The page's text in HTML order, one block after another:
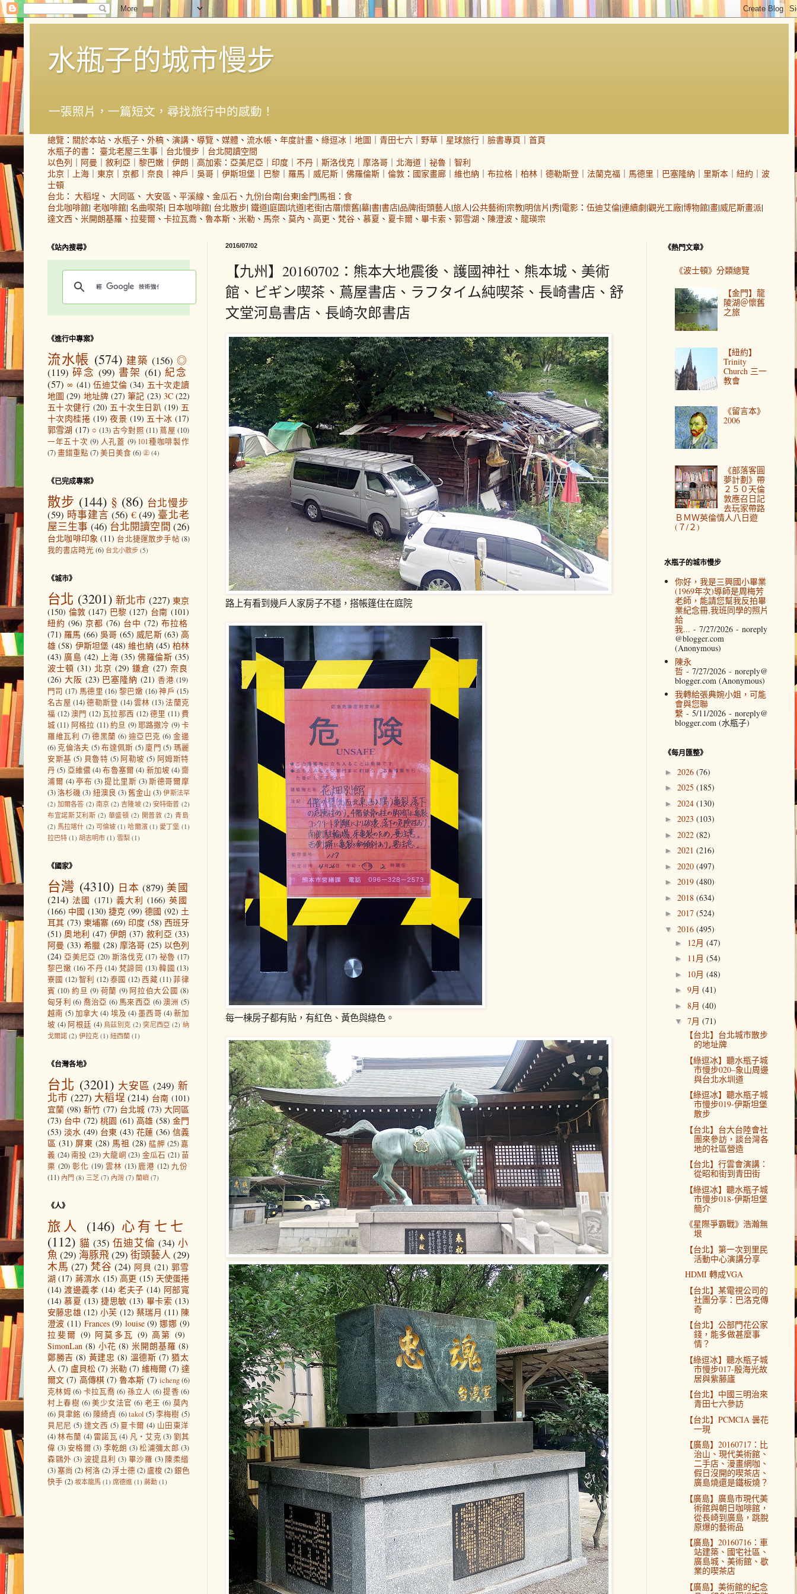
水瓶子的城市慢步
一張照片，一篇短文，尋找旅行中的感動！
總覽 ： 關於本站 、 水瓶子 、 外稿 、 演講 、 導覽 、 媒體 、 流水帳 、 年度計畫 、 綠逗冰 ｜ 地圖 ｜ 青田七六 ｜ 野草 ｜ 星球旅行 ｜ 臉書專頁 ｜ 首頁
水瓶子的書 ： 臺北老屋三生事 ｜ 台北慢步 ｜ 台北閱讀空間
以色列 ｜ 阿曼 ｜ 敘利亞 ｜ 黎巴嫩 ｜ 伊朗 ｜ 高加索 ： 亞美尼亞 ｜ 印度 ｜ 不丹 ｜ 斯洛伐克 ｜ 摩洛哥 ｜ 北海道 ｜ 祕魯 ｜ 智利
北京 ｜ 上海 ｜ 東京 ｜ 京都 ｜ 奈良 ｜ 神戶 ｜ 吳哥 ｜ 伊斯坦堡 ｜ 巴黎 ｜ 羅馬 ｜ 威尼斯 ｜ 佛羅倫斯 ｜ 倫敦 ： 國家畫廊 ｜ 維也納 ｜ 布拉格 ｜ 柏林 ｜ 德勒斯登 ｜ 法蘭克福 ｜ 馬德里 ｜ 巴塞隆納 ｜ 里斯本 ｜ 紐約 ｜ 波
士頓
台北 ： 大稻埕 、 大同區 、 大安區 、 平溪線 、 金瓜石 、 九份|台南|台東|金門|馬祖 ： 食
台北咖啡館| 老咖啡館| 名曲喫茶| 日本咖啡館| 台北散步| 鐵道|庭園|坑道|老街|古厝|懷舊|墓|書|書店|品牌|街頭藝人|旅人|公共藝術|宗教|明信片 |秀|電影 ： 伍迪艾倫|連續劇|觀光工廠|博物館|畫|威尼斯畫派|
達文西 、 米開朗基羅 、 拉斐爾 、 卡拉瓦喬 、 魯本斯 、 米勒 、 馬奈 、 莫內 、 高更 、 梵谷 、 慕夏 、 夏卡爾 、 畢卡索 、 郭雪湖 、 陳澄波 、 龍瑛宗
2016/07/02
【九州】20160702：熊本大地震後、護國神社、熊本城、美術
館、ビギン喫茶、蔦屋書店、ラフタイム純喫茶、長崎書店、舒
文堂河島書店、長崎次郎書店
路上有看到幾戶人家房子不穩，搭帳篷住在庭院
每一棟房子都有貼，有紅色、黃色與綠色。
《站內搜尋》
《進行中專案》
流水帳 (574) 建築 (156) ◎
(119) 碎念 (99) 書架 (61) 紀念
(57) ∞ (41) 伍迪艾倫 (34) 五十次走讀
地圖 (29) 地址牌 (27) 筆記 (23) 3C (22)
五十次健行 (20) 五十次生日趴 (19) 五
十次肉桂捲 (19) 夜景 (19) 五十冰 (17)
郭雪湖 (17) ○ (13)古今對照 (11) 蔦屋 (10)
一年五十次 (9) 人孔蓋 (9) 101種咖啡製作
(7)畫錯重點 (7)美日美食 (6) ㊣ (4)
《已完成專案》
散步 (144) § (86) 台北慢步
(59) 時事建言 (56) € (49) 臺北老
屋三生事 (46) 台北閱讀空間 (26)
台北咖啡印象 (11) 台北捷運散步手帖 (8)
我的書店時光 (6) 台北小散步 (5)
《城市》
台北 (3201) 新北市 (227) 東京
(150) 倫敦 (147) 巴黎 (127) 台南 (101)
紐約 (96) 京都 (76) 台中 (72) 布拉格
(71) 羅馬 (66) 吳哥 (65) 威尼斯 (63) 高
雄 (58) 伊斯坦堡 (48) 維也納 (45) 柏林
(43) 廣島 (42) 上海 (35) 佛羅倫斯 (35)
波士頓 (31) 北京 (29) 鎌倉 (27) 奈良
(26) 大阪 (23) 巴塞隆納 (21) 香港 (19)
門司 (17) 馬德里 (16) 黎巴嫩 (16) 神戶 (15)
名古屋 (14) 德勒斯登 (14)雲林 (13)法蘭克
福 (12) 澳門 (12)瓦拉那西 (12) 德里 (11) 費
城 (11) 阿格拉 (11)約旦 (9) 耶路撒冷 (9)卡
羅維瓦利 (7) 德黑蘭 (6) 迪亞巴克 (6) 金邊
(6) 克倫洛夫 (5)布達佩斯 (5) 廈門 (5) 瑪麗
安斯基 (5) 貝魯特 (5) 阿勒坡 (5) 阿姆斯特
丹 (5) 亞維儂 (4) 布魯塞爾 (4) 新加坡 (4) 齋
浦爾 (4) 亭布 (3) 提比里斯 (3) 斯德哥爾摩
(3)洛杉磯 (3) 紐澳良 (3)舊金山 (3) 伊斯法罕
(2) 加爾各答 (2) 南京 (2) 吉隆坡 (2) 安特衛普 (2)
布宜諾斯艾利斯 (2) 華盛頓 (2) 開普敦 (2) 青島
(2) 馬拉喀什 (2) 可倫坡 (1) 哈爾濱 (1) 愛丁堡 (1)
拉巴特 (1) 胡志明市 (1) 雪梨 (1)
《國家》
台灣 (4310) 日本 (879) 美國
(214) 法國 (171) 義大利 (166) 英國
(166) 中國 (130) 捷克 (99) 德國 (92) 土
耳其 (73) 柬埔寨 (69) 印度 (58) 西班牙
(51) 奧地利 (47) 伊朗 (37) 敘利亞 (33)
阿曼 (33) 希臘 (28) 摩洛哥 (25) 以色列
(24) 亞美尼亞 (20) 斯洛伐克 (17) 祕魯 (17)
黎巴嫩 (16) 不丹 (14) 梵諦岡 (13) 韓國 (13)
寮國 (12)智利 (12)泰國 (12)西藏 (11) 菲律
賓 (10) 約旦 (9) 荷蘭 (9) 阿拉伯大公國 (8)
匈牙利 (6) 喬治亞 (6) 馬來西亞 (6)澳洲 (5)
越南 (5) 加拿大 (4) 埃及 (4)墨西哥 (4)新加
坡 (4) 阿根廷 (4) 烏茲別克 (2) 突尼西亞 (2) 納
戈爾諾 (2) 伊拉克 (1) 紐西蘭 (1)
《台灣各地》
台北 (3201) 大安區 (249) 新
北市 (227) 大稻埕 (214) 台南 (101)
宜蘭 (98) 新竹 (77) 台北城 (73) 大同區
(73) 台中 (72) 桃園 (61) 高雄 (58) 金門
(53) 淡水 (49) 台東 (43) 花蓮 (36) 信義
區 (31) 屏東 (28) 馬祖 (28) 艋舺 (25) 嘉
義 (24) 南投 (23)大龍峒 (23) 金瓜石 (21)苗
栗 (20) 彰化 (19) 雲林 (13) 鹿港 (12) 九份
(11) 內門 (8) 三芝 (7) 內灣 (7) 蘭嶼 (7)
《人》
旅人 (146) 心有七七
(112) 貓 (35) 伍迪艾倫 (34) 小
魚 (29) 海豚飛(29) 街頭藝人 (29)
木馬 (27) 梵谷 (24) 阿貝 (21) 郭雪
湖 (17) 蔣渭水 (15) 高更 (15) 天使蛋捲
(14) 渡邊義孝 (14) 老夫子 (14) 阿部寬
(14) 慕夏 (13) 捷思敏 (13) 畢卡索 (13)
安藤忠雄 (12) 小芙 (12) 蔡瑞月 (11) 陳
澄波 (11) Frances (9) louise (9) 娜娜 (9)
拉斐爾 (9) 阿莫多瓦 (9) 高第 (9)
SimonLan (8) 小花 (8) 米開朗基羅 (8)
鄭勝吉 (8) 黃建忠 (8) 溫德斯 (7) 猶太
人 (7) 盧貝松 (7) 米勒 (7) 維梅爾 (7) 達
爾文 (7) 高傳棋 (7) 魯本斯 (7) icheng(6)
克林姆 (6) 卡拉瓦喬 (6) 孫立人 (6)提香 (6)
村上春樹 (6) 美少女法官 (6) 老王 (6) 莫內
(6) 貝聿銘 (6) 陳綺貞 (6) takol (5)李梅樹 (5)
貝尼尼 (5) 達文西 (5) 夏卡爾 (4) 山田東洋
(4)林布蘭 (4) 雷諾瓦 (4) 凡‧艾克 (3) 劉其
偉 (3)安格爾 (3) 李乾朗 (3)松浦彌太郎 (3)
森鷗外 (3) 波提且利 (3) 畢沙羅 (3) 陳柔縉
(3)塞尚 (2)柯洛 (2)浮士德 (2) 盧梭 (2)銀色
快手 (2) 坂本龍馬 (1) 席德進 (1) 蔣勳 (1)
《熱門文章》
《波士頓》分類總覽
【金門】龍
陵湖＠懷舊
之旅
【紐約】
Trinity
Church 三一
教會
《留言本》
2006
《部落客圓
夢計劃》帶
２５０天倫
敦應召日記
去玩家帶路
ＢＭＷ英倫情人八日遊
(７/２)
水瓶子的城市慢步
你好，我是三興國小畢業
(1969年次)導師是周梅芳
老師，能請您幫我反拍畢
業紀念冊,我班同學的照片
給
我... - 7/27/2026- noreply
@blogger.com
(Anonymous)
陳永
哲- 7/27/2026- noreply@
blogger.com (Anonymous)
我轉給張典婉小姐，可能
會與您聯
繫- 5/11/2026- noreply@
blogger.com (水瓶子)
《每月匯整》
► 2026 (76)
► 2025 (185)
► 2024 (130)
► 2023 (103)
► 2022 (82)
► 2021 (216)
► 2020 (497)
► 2019 (480)
► 2018 (634)
► 2017 (524)
▼ 2016 (495)
► 12月 (47)
► 11月 (54)
► 10月 (48)
► 9月 (41)
► 8月 (40)
▼ 7月 (71)
【台北】台北城市散步
的地址牌
【綠逗冰】聽水瓶子城
市慢步020–象山周邊
與台北水圳道
【綠逗冰】聽水瓶子城
市慢步019-伊斯坦堡
散步
【台北】台大台陸會社
團來參訪，談台灣各
地的社區營造
【台北】行雲會演講：
從昭和街到青田街
【綠逗冰】聽水瓶子城
市慢步018-伊斯坦堡
簡介
《星際爭霸戰》浩瀚無
垠
【台北】第一次到里民
活動中心演講分享
HDMI 轉成VGA
【台北】某電視公司的
社團分享：巴洛克傳
奇
【台北】公部門花公家
錢，能多做甚麼事
情？
【綠逗冰】聽水瓶子城
市慢步017-殷海光故
居與紫藤廬
【台北】中國三明治來
青田七六參訪
【台北】PCMCIA 曇花
一現
【廣島】20160717：比
治山、現代美術館、
二手店、漫畫網咖、
假日沒開的喫茶店、
廣島燒還是鐵板燒？
【廣島】廣島市現代美
術館與朝日咖啡館，
從長崎到廣島，跳脫
原爆的藝術品
【廣島】20160716：車
站建築、國宅社區、
廣島城、美術館、歇
業的喫茶店
【廣島】美術館的紀念